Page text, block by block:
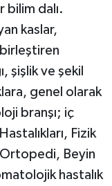
bilim dalı.
kaslar,
birleştiren
şişlik ve şekil
genel olarak
branşı; iç
Fizik
Beyin
hastalık